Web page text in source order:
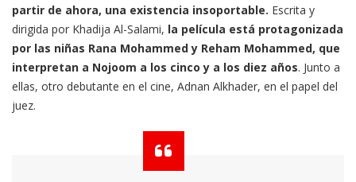
partir de ahora, una existencia insoportable. Escrita y
dirigida por Khadija Al-Salami, la película está protagonizada
por las niñas Rana Mohammed y Reham Mohammed, que
interpretan a Nojoom a los cinco y a los diez años. Junto a
ellas, otro debutante en el cine, Adnan Alkhader, en el papel del
juez.